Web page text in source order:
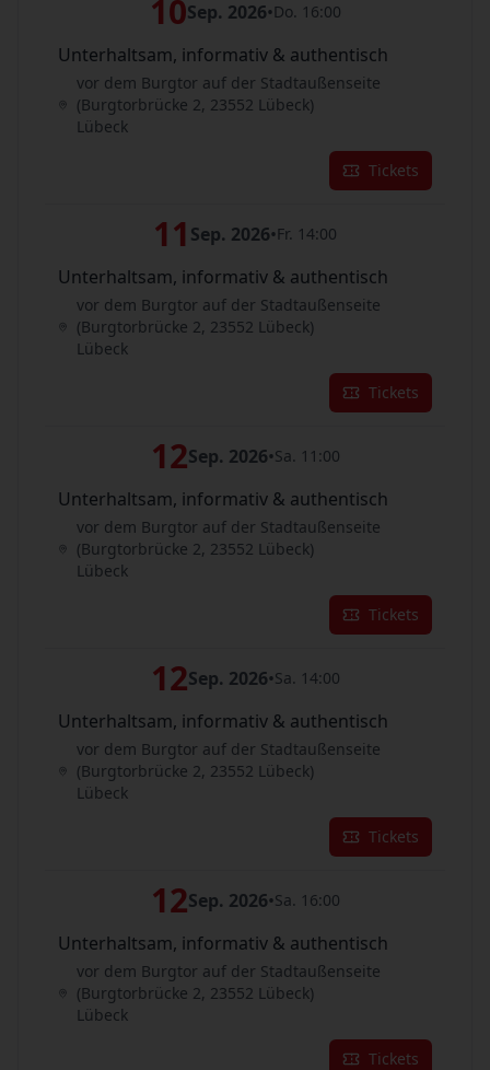
10Sep. 2026•Do. 16:00
Unterhaltsam, informativ & authentisch
vor dem Burgtor auf der Stadtaußenseite
(Burgtorbrücke 2, 23552 Lübeck)
Lübeck
Tickets
11 Sep. 2026•Fr. 14:00
Unterhaltsam, informativ & authentisch
vor dem Burgtor auf der Stadtaußenseite
(Burgtorbrücke 2, 23552 Lübeck)
Lübeck
Tickets
12Sep. 2026•Sa. 11:00
Unterhaltsam, informativ & authentisch
vor dem Burgtor auf der Stadtaußenseite
(Burgtorbrücke 2, 23552 Lübeck)
Lübeck
Tickets
12Sep. 2026•Sa. 14:00
Unterhaltsam, informativ & authentisch
vor dem Burgtor auf der Stadtaußenseite
(Burgtorbrücke 2, 23552 Lübeck)
Lübeck
Tickets
12Sep. 2026•Sa. 16:00
Unterhaltsam, informativ & authentisch
vor dem Burgtor auf der Stadtaußenseite
(Burgtorbrücke 2, 23552 Lübeck)
Lübeck
Tickets